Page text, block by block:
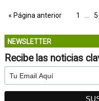
« Página anterior 1 5
NEWSLETTER
Recibe las noticias